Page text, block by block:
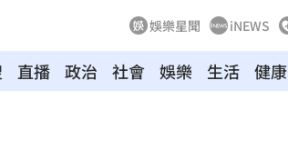
娛樂星聞 iNEWS
直播 政治 社會 娛樂 生活 健康